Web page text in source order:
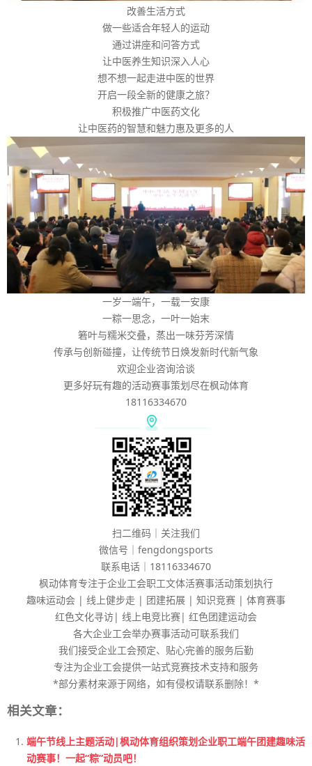
改善生活方式
做一些适合年轻人的运动
通过讲座和问答方式
让中医养生知识深入人心
想不想一起走进中医的世界
开启一段全新的健康之旅？
积极推广中医药文化
让中医药的智慧和魅力惠及更多的人
一岁一端午，一载一安康
一粽一思念，一叶一始末
箬叶与糯米交叠，蒸出一味芬芳深情
传承与创新碰撞，让传统节日焕发新时代新气象
欢迎企业咨询洽谈
更多好玩有趣的活动赛事策划尽在枫动体育
18116334670
扫二维码｜关注我们
微信号｜fengdongsports
联系电话｜18116334670
枫动体育专注于企业工会职工文体活赛事活动策划执行
趣味运动会 | 线上健步走 | 团建拓展 | 知识竞赛 | 体育赛事
红色文化寻访| 线上电竞比赛| 红色团建运动会
各大企业工会举办赛事活动可联系我们
我们接受企业工会预定、贴心完善的服务后勤
专注为企业工会提供一站式竞赛技术支持和服务
*部分素材来源于网络，如有侵权请联系删除！*
相关文章：
端午节线上主题活动|枫动体育组织策划企业职工端午团建趣味活
动赛事！一起“粽”动员吧！